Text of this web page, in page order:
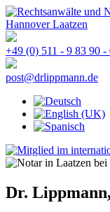
+49 (0) 511 - 9 83 90 -
post@drlippmann.de
Dr.